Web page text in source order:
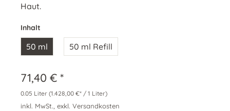
Haut.
Inhalt
50 ml 50 ml Refill
71,40 € *
0.05 Liter (1.428,00 €* / 1 Liter)
inkl. MwSt., exkl. Versandkosten